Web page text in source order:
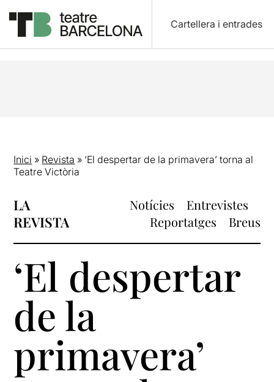
Cartellera i entrades
Inici » Revista » ‘El despertar de la primavera’ torna al
Teatre Victòria
LA
REVISTA
Notícies
Entrevistes
Reportatges
Breus
‘El despertar
de la
primavera’